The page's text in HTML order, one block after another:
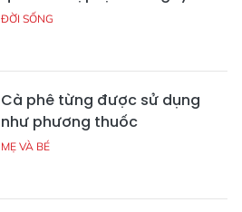
ĐỜI SỐNG
Cà phê từng được sử dụng
như phương thuốc
MẸ VÀ BÉ